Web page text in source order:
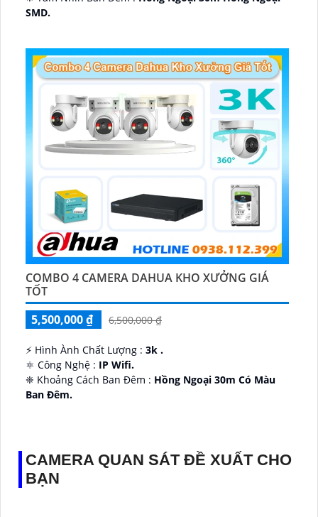
SMD.
COMBO 4 CAMERA DAHUA KHO XƯỞNG GIÁ
TỐT
5,500,000 ₫
6,500,000 ₫
️⚡ Hình Ành Chất Lượng : 3k .
⚛️ Công Nghệ : IP Wifi.
❈ Khoảng Cách Ban Đêm : Hồng Ngoại 30m Có Màu
Ban Ðêm.
CAMERA QUAN SÁT ĐỀ XUẤT CHO
BẠN